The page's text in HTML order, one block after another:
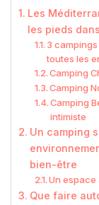
Les
les pieds
3
toutes les
Camping
Camping
Camping
intimiste
Un camping
bien-être
Un espace
Que faire